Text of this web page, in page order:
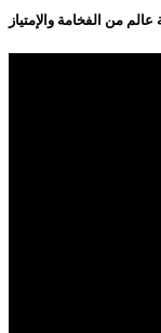
من الفخامة والإمتياز